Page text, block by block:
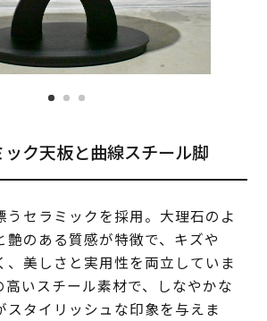
ク天板と曲線スチール脚
うセラミックを採用。大理石のよ
艶のある質感が特徴で、キズや
、美しさと実用性を両立していま
高いスチール素材で、しなやかな
スタイリッシュな印象を与えま